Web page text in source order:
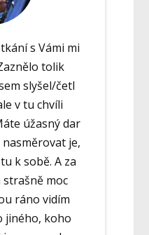
s Vámi mi
tolik
slyšel/četl
v tu chvíli
úžasný dar
je,
k sobě. A za
strašně moc
ráno vidím
jiného, koho